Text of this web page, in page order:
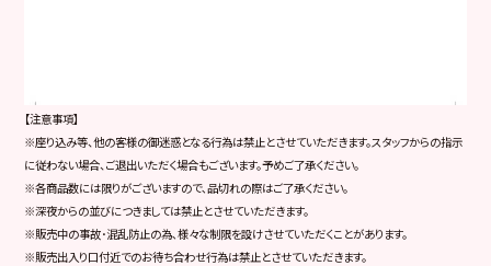
【注意事項】
※座り込み等、他の客様の御迷惑となる行為は禁止とさせていただきます。スタッフからの指示
に従わない場合、ご退出いただく場合もございます。予めご了承ください。
※各商品数には限りがございますので､品切れの際はご了承ください。
※深夜からの並びにつきましては禁止とさせていただきます。
※販売中の事故･混乱防止の為､様々な制限を設けさせていただくことがあります。
※販売出入り口付近でのお待ち合わせ行為は禁止とさせていただきます。